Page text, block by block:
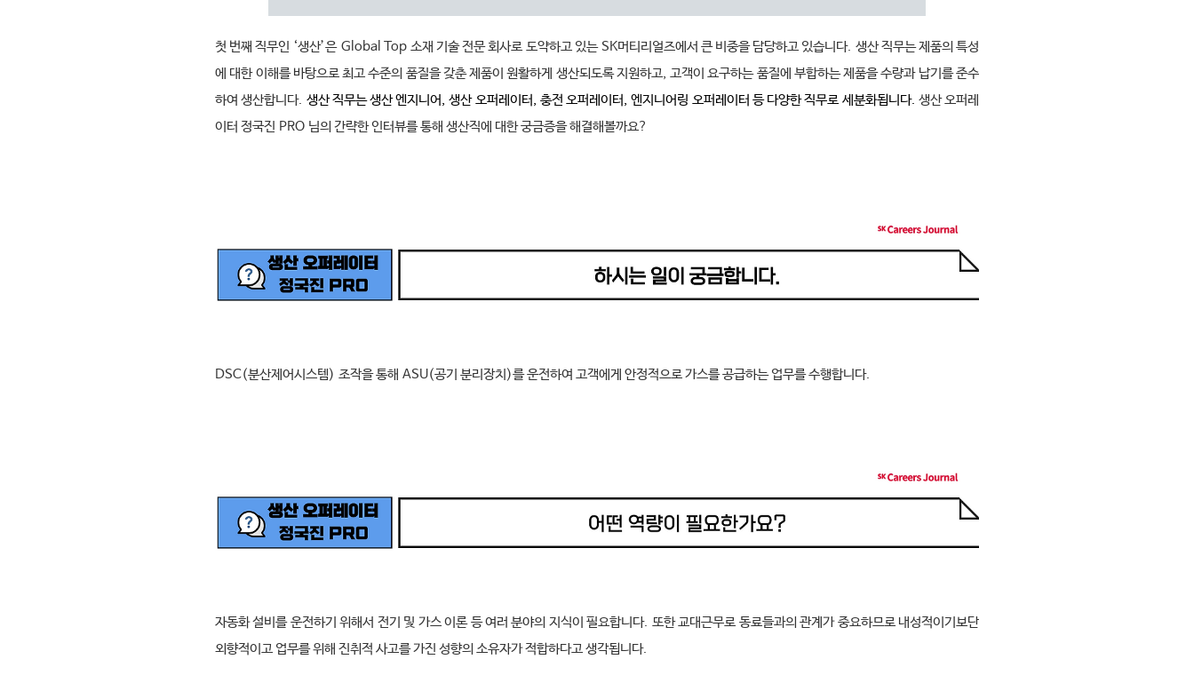
첫 번째 직무인 ‘생산’은 Global Top 소재 기술 전문 회사로 도약하고 있는 SK머티리얼즈에서 큰 비중을 담당하고 있습니다. 생산 직무는 제품의 특성
에 대한 이해를 바탕으로 최고 수준의 품질을 갖춘 제품이 원활하게 생산되도록 지원하고, 고객이 요구하는 품질에 부합하는 제품을 수량과 납기를 준수
하여 생산합니다. 생산 직무는 생산 엔지니어, 생산 오퍼레이터, 충전 오퍼레이터, 엔지니어링 오퍼레이터 등 다양한 직무로 세분화됩니다. 생산 오퍼레
이터 정국진 PRO 님의 간략한 인터뷰를 통해 생산직에 대한 궁금증을 해결해볼까요?
DSC(분산제어시스템) 조작을 통해 ASU(공기 분리장치 )를 운전하여 고객에게 안정적으로 가스를 공급하는 업무를 수행합니다.
자동화 설비를 운전하기 위해서 전기 및 가스 이론 등 여러 분야의 지식이 필요합니다. 또한 교대근무로 동료들과의 관계가 중요하므로 내성적이기보단
외향적이고 업무를 위해 진취적 사고를 가진 성향의 소유자가 적합하다고 생각됩니다.